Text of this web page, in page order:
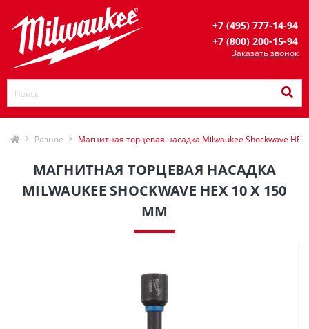
+7 (495) 777-14-94
+7 (800) 200-15-94
Заказать звонок
Разное Магнитная торцевая насадка Milwaukee Shockwave
МАГНИТНАЯ ТОРЦЕВАЯ НАСАДКА
MILWAUKEE SHOCKWAVE HEX 10 X 150
ММ